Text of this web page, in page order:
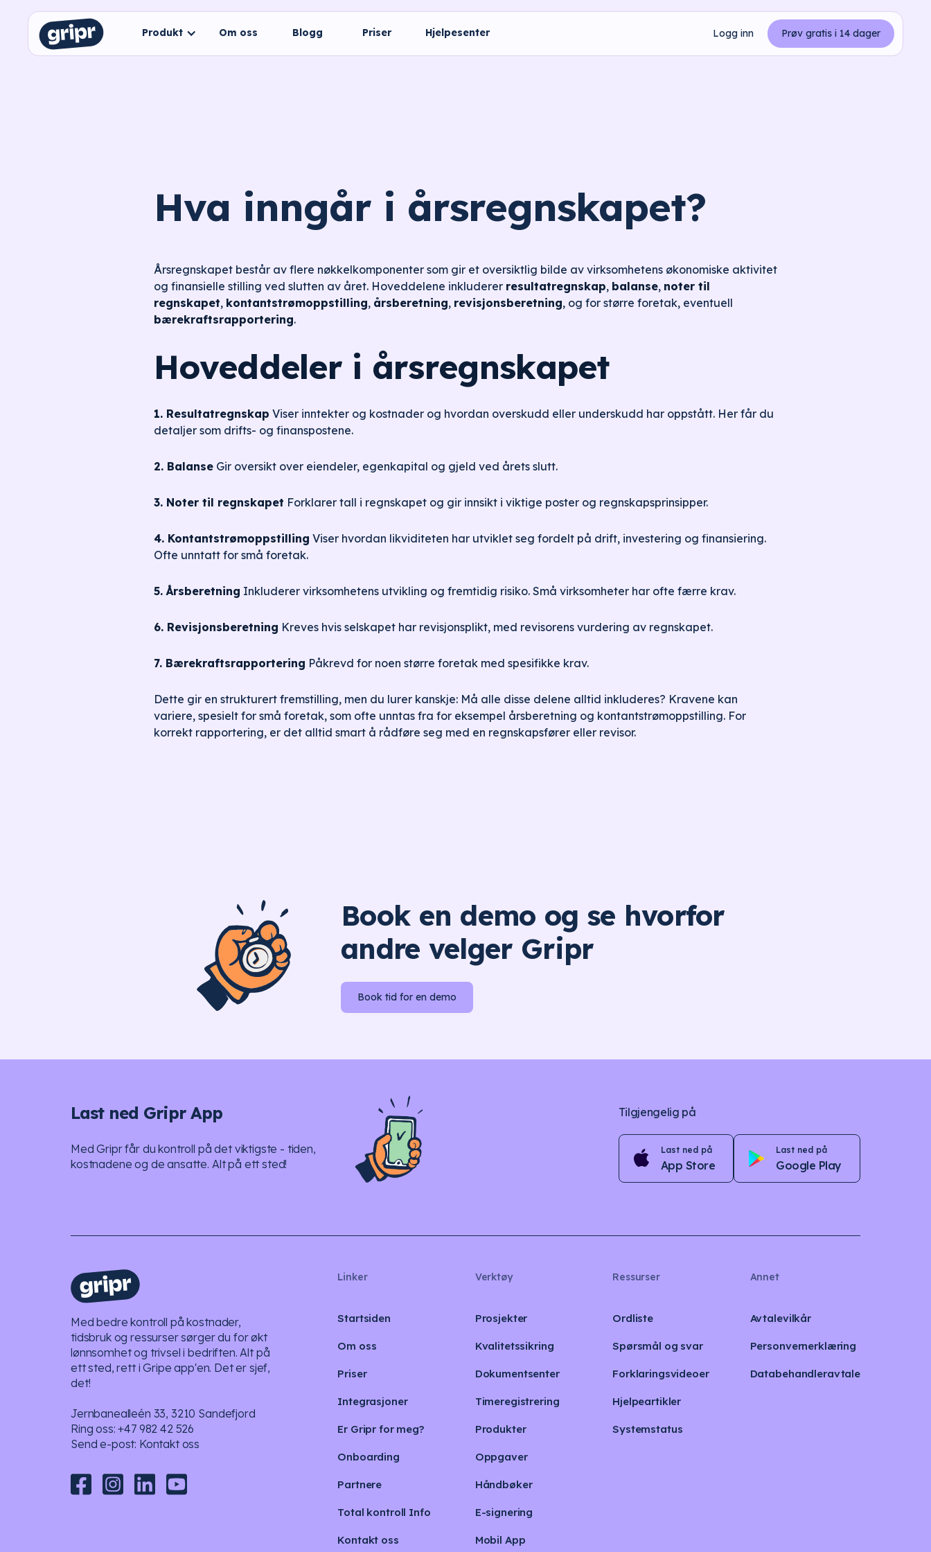
Produkt Om oss Blogg Priser Hjelpesenter Logg inn Prøv gratis i 14 dager
Hva inngår i årsregnskapet?
Årsregnskapet består av flere nøkkelkomponenter som gir et oversiktlig bilde av virksomhetens økonomiske aktivitet
og finansielle stilling ved slutten av året. Hoveddelene inkluderer resultatregnskap, balanse, noter til
regnskapet, kontantstrømoppstilling, årsberetning, revisjonsberetning, og for større foretak, eventuell
bærekraftsrapportering.
Hoveddeler i årsregnskapet
1. Resultatregnskap Viser inntekter og kostnader og hvordan overskudd eller underskudd har oppstått. Her får du
detaljer som drifts- og finanspostene.
2. Balanse Gir oversikt over eiendeler, egenkapital og gjeld ved årets slutt.
3. Noter til regnskapet Forklarer tall i regnskapet og gir innsikt i viktige poster og regnskapsprinsipper.
4. Kontantstrømoppstilling Viser hvordan likviditeten har utviklet seg fordelt på drift, investering og finansiering.
Ofte unntatt for små foretak.
5. Årsberetning Inkluderer virksomhetens utvikling og fremtidig risiko. Små virksomheter har ofte færre krav.
6. Revisjonsberetning Kreves hvis selskapet har revisjonsplikt, med revisorens vurdering av regnskapet.
7. Bærekraftsrapportering Påkrevd for noen større foretak med spesifikke krav.
Dette gir en strukturert fremstilling, men du lurer kanskje: Må alle disse delene alltid inkluderes? Kravene kan
variere, spesielt for små foretak, som ofte unntas fra for eksempel årsberetning og kontantstrømoppstilling. For
korrekt rapportering, er det alltid smart å rådføre seg med en regnskapsfører eller revisor.
Book en demo og se hvorfor
andre velger Gripr
Book tid for en demo
Last ned Gripr App
Med Gripr får du kontroll på det viktigste - tiden,
kostnadene og de ansatte. Alt på ett sted!
Tilgjengelig på
Last ned på
App Store
Last ned på
Google Play
Med bedre kontroll på kostnader,
tidsbruk og ressurser sørger du for økt
lønnsomhet og trivsel i bedriften. Alt på
ett sted, rett i Gripe app'en. Det er sjef,
det!
Jernbanealleén 33, 3210 Sandefjord
Ring oss:+47 982 42 526
Send e-post: Kontakt oss
Linker
Startsiden
Om oss
Priser
Integrasjoner
Er Gripr for meg?
Onboarding
Partnere
Total kontroll Info
Kontakt oss
Verktøy
Prosjekter
Kvalitetssikring
Dokumentsenter
Timeregistrering
Produkter
Oppgaver
Håndbøker
E-signering
Mobil App
Ressurser
Ordliste
Spørsmål og svar
Forklaringsvideoer
Hjelpeartikler
Systemstatus
Annet
Avtalevilkår
Personvernerklæring
Databehandleravtale